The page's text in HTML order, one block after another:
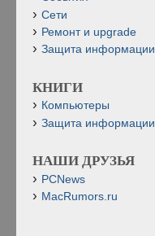
Сети
Ремонт и upgrade
Защита информации
КНИГИ
Компьютеры
Защита информации
НАШИ ДРУЗЬЯ
PCNews
MacRumors.ru